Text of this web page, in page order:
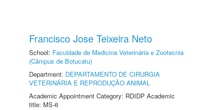
Francisco Jose Teixeira Neto
School: Faculdade de Medicina Veterinária e Zootecnia
(Câmpus de Botucatu)
Department: DEPARTAMENTO DE CIRURGIA
VETERINÁRIA E REPRODUÇÃO ANIMAL
Academic Appointment Category: RDIDP Academic
title: MS-6